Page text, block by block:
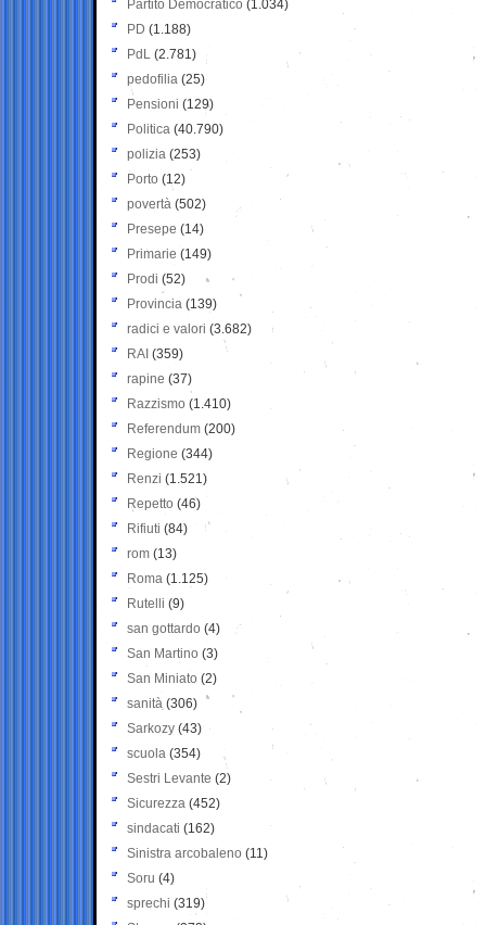
Partito Democratico (1.034)
PD (1.188)
PdL (2.781)
pedofilia (25)
Pensioni (129)
Politica (40.790)
polizia (253)
Porto (12)
povertà (502)
Presepe (14)
Primarie (149)
Prodi (52)
Provincia (139)
radici e valori (3.682)
RAI (359)
rapine (37)
Razzismo (1.410)
Referendum (200)
Regione (344)
Renzi (1.521)
Repetto (46)
Rifiuti (84)
rom (13)
Roma (1.125)
Rutelli (9)
san gottardo (4)
San Martino (3)
San Miniato (2)
sanità (306)
Sarkozy (43)
scuola (354)
Sestri Levante (2)
Sicurezza (452)
sindacati (162)
Sinistra arcobaleno (11)
Soru (4)
sprechi (319)